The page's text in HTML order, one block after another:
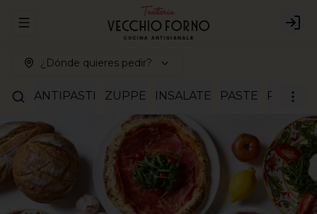
Abrir menu de navegación
¿Dónde quieres pedir?
ANTIPASTI ZUPPE INSALATE PASTE RISOTTI